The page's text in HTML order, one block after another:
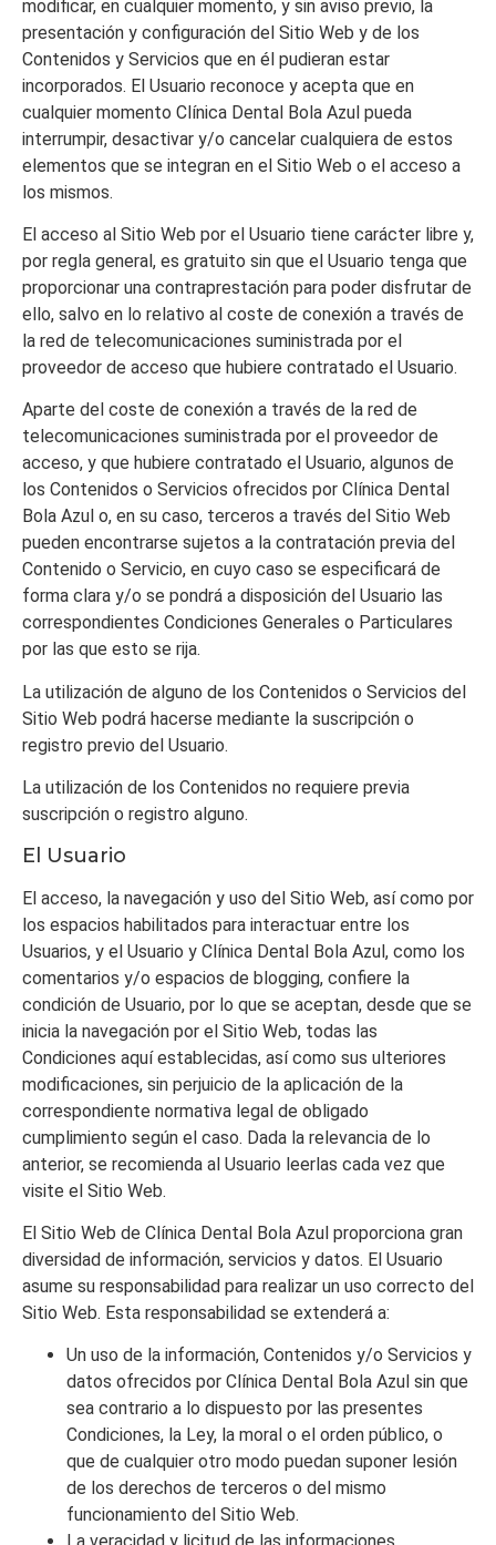
modificar, en cualquier momento, y sin aviso previo, la
presentación y configuración del Sitio Web y de los
Contenidos y Servicios que en él pudieran estar
incorporados. El Usuario reconoce y acepta que en
cualquier momento Clínica Dental Bola Azul pueda
interrumpir, desactivar y/o cancelar cualquiera de estos
elementos que se integran en el Sitio Web o el acceso a
los mismos.
El acceso al Sitio Web por el Usuario tiene carácter libre y,
por regla general, es gratuito sin que el Usuario tenga que
proporcionar una contraprestación para poder disfrutar de
ello, salvo en lo relativo al coste de conexión a través de
la red de telecomunicaciones suministrada por el
proveedor de acceso que hubiere contratado el Usuario.
Aparte del coste de conexión a través de la red de
telecomunicaciones suministrada por el proveedor de
acceso, y que hubiere contratado el Usuario, algunos de
los Contenidos o Servicios ofrecidos por Clínica Dental
Bola Azul o, en su caso, terceros a través del Sitio Web
pueden encontrarse sujetos a la contratación previa del
Contenido o Servicio, en cuyo caso se especificará de
forma clara y/o se pondrá a disposición del Usuario las
correspondientes Condiciones Generales o Particulares
por las que esto se rija.
La utilización de alguno de los Contenidos o Servicios del
Sitio Web podrá hacerse mediante la suscripción o
registro previo del Usuario.
La utilización de los Contenidos no requiere previa
suscripción o registro alguno.
El Usuario
El acceso, la navegación y uso del Sitio Web, así como por
los espacios habilitados para interactuar entre los
Usuarios, y el Usuario y Clínica Dental Bola Azul, como los
comentarios y/o espacios de blogging, confiere la
condición de Usuario, por lo que se aceptan, desde que se
inicia la navegación por el Sitio Web, todas las
Condiciones aquí establecidas, así como sus ulteriores
modificaciones, sin perjuicio de la aplicación de la
correspondiente normativa legal de obligado
cumplimiento según el caso. Dada la relevancia de lo
anterior, se recomienda al Usuario leerlas cada vez que
visite el Sitio Web.
El Sitio Web de Clínica Dental Bola Azul proporciona gran
diversidad de información, servicios y datos. El Usuario
asume su responsabilidad para realizar un uso correcto del
Sitio Web. Esta responsabilidad se extenderá a:
Un uso de la información, Contenidos y/o Servicios y
datos ofrecidos por Clínica Dental Bola Azul sin que
sea contrario a lo dispuesto por las presentes
Condiciones, la Ley, la moral o el orden público, o
que de cualquier otro modo puedan suponer lesión
de los derechos de terceros o del mismo
funcionamiento del Sitio Web.